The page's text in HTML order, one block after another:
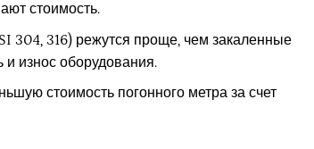
стоимость.
304, 316) режутся проще, чем закаленные
и износ оборудования.
стоимость погонного метра за счет